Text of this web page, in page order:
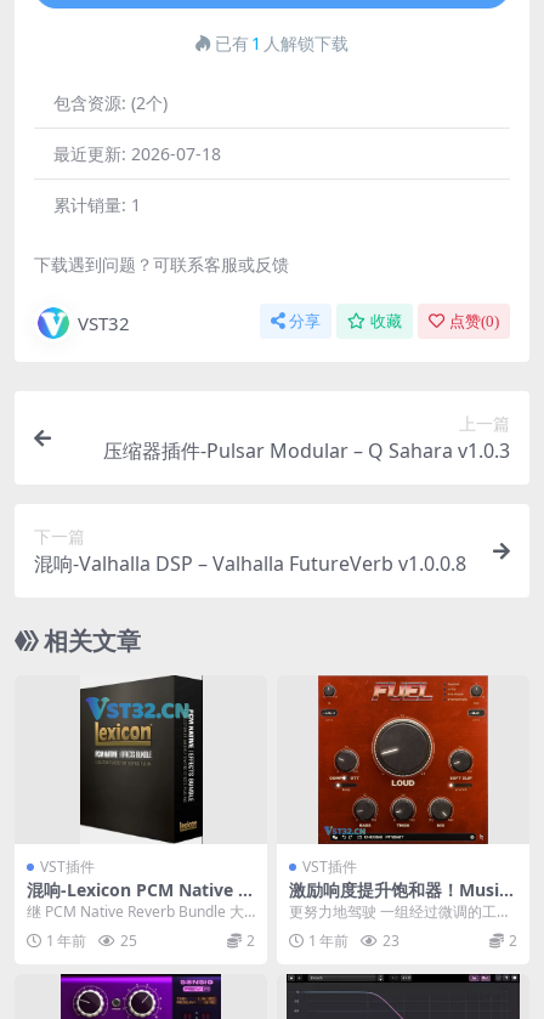
已有1 人解锁下载
包含资源: (2个)
最近更新: 2026-07-18
累计销量: 1
下载遇到问题？可联系客服或反馈
VST32 分享 收藏 点赞(0)
上一篇
压缩器插件-Pulsar Modular – Q Sahara v1.0.3
下一篇
混响-Valhalla DSP – Valhalla FutureVerb v1.0.0.8
相关文章
VST插件
混响-Lexicon PCM Native E
ffects Plug-in Bundle v1.3.1
3.8007-R2R
继 PCM Native Reverb Bundle 大
获成功之后，Lexico...
1 年前 25 2
VST插件
激励响度提升饱和器！Musik
Hack FUEL v1.0.10
更努力地驾驶 一组经过微调的工
具，用于最大化和饱和度。将您最
喜欢的插件的精华结合...
1 年前 23 2